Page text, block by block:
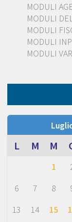
MODULI
MODULI
MODULI
MODULI
MODULI
L M M
1
6
7 8
13
14 15